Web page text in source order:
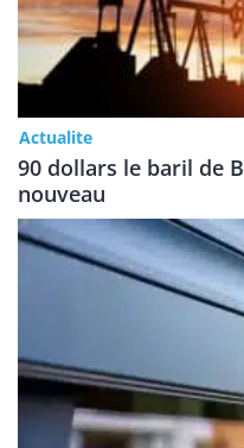
Actualite
90 dollars le baril de
nouveau